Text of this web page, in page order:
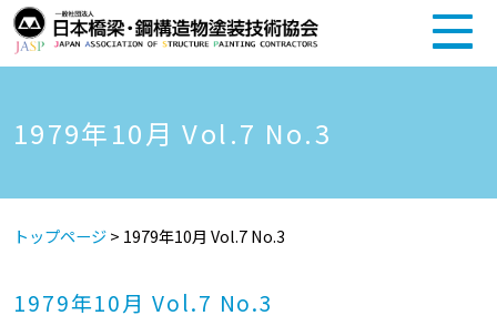
1979年10月 Vol.7 No.3
トップページ> 1979年10月 Vol.7 No.3
1979年10月 Vol.7 No.3